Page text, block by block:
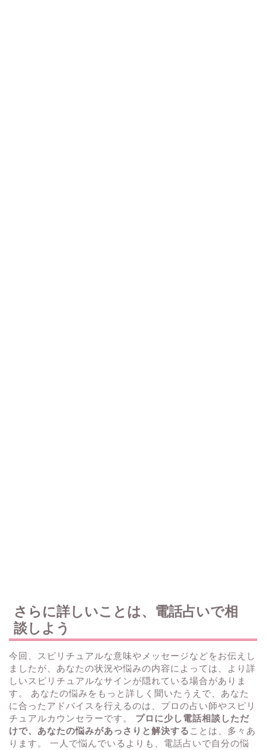
さらに詳しいことは、電話占いで相
談しよう
今回、スピリチュアルな意味やメッセージなどをお伝えし
ましたが、あなたの状況や悩みの内容によっては、より詳
しいスピリチュアルなサインが隠れている場合がありま
す。 あなたの悩みをもっと詳しく聞いたうえで、あなた
に合ったアドバイスを行えるのは、プロの占い師やスピリ
チュアルカウンセラーです。 プロに少し電話相談しただ
けで、あなたの悩みがあっさりと解決する ことは、多々あ
ります。 一人で悩んでいるよりも、電話占いで自分の悩